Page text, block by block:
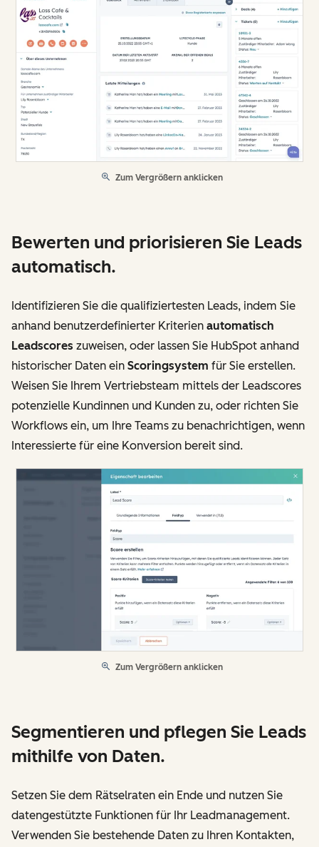
Zum Vergrößern anklicken
Bewerten und priorisieren Sie Leads
automatisch.
Identifizieren Sie die qualifiziertesten Leads, indem Sie
anhand benutzerdefinierter Kriterien automatisch
Leadscores zuweisen, oder lassen Sie HubSpot anhand
historischer Daten ein Scoringsystem für Sie erstellen.
Weisen Sie Ihrem Vertriebsteam mittels der Leadscores
potenzielle Kundinnen und Kunden zu, oder richten Sie
Workflows ein, um Ihre Teams zu benachrichtigen, wenn
Interessierte für eine Konversion bereit sind.
Zum Vergrößern anklicken
Segmentieren und pflegen Sie Leads
mithilfe von Daten.
Setzen Sie dem Rätselraten ein Ende und nutzen Sie
datengestützte Funktionen für Ihr Leadmanagement.
Verwenden Sie bestehende Daten zu Ihren Kontakten,